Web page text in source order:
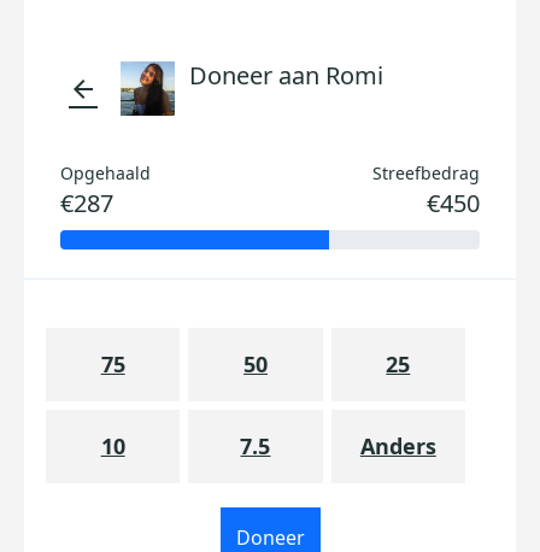
arrow_back Doneer aan Romi
Opgehaald
€287
Streefbedrag
€450
75 50 25
10 7.5 Anders
Doneer